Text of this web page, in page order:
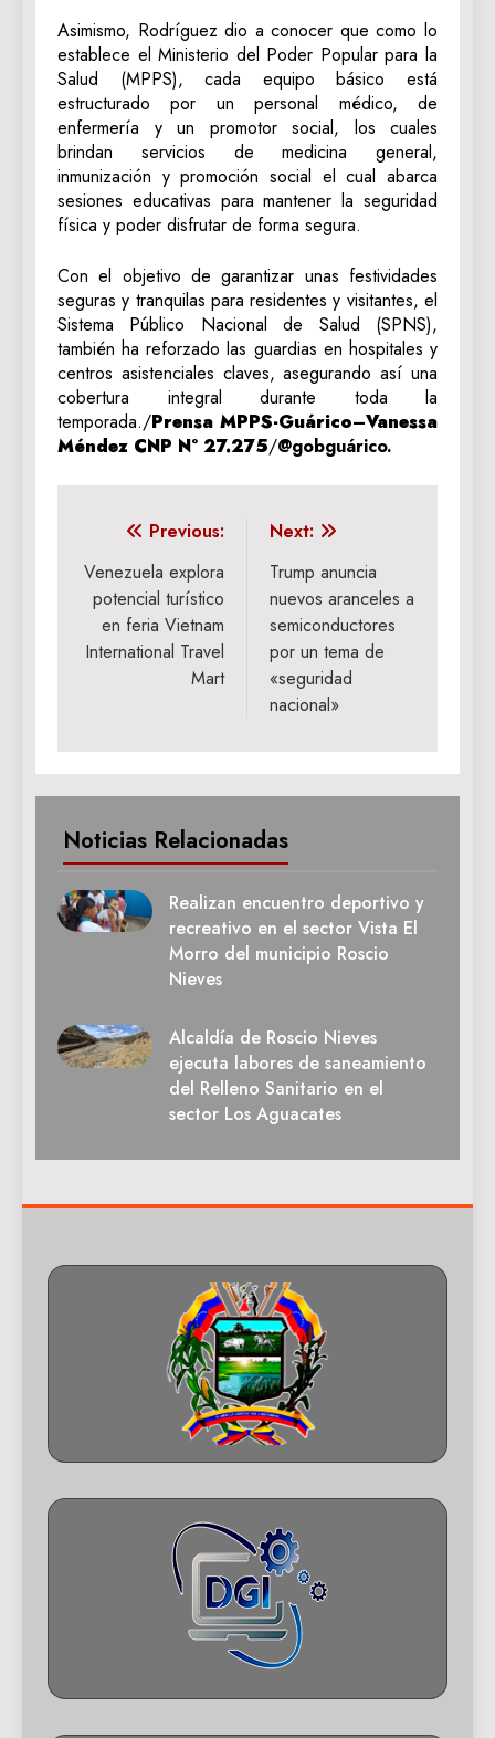
Asimismo, Rodríguez dio a conocer que como lo
establece el Ministerio del Poder Popular para la
Salud (MPPS), cada equipo básico está
estructurado por un personal médico, de
enfermería y un promotor social, los cuales
brindan servicios de medicina general,
inmunización y promoción social el cual abarca
sesiones educativas para mantener la seguridad
física y poder disfrutar de forma segura.
Con el objetivo de garantizar unas festividades
seguras y tranquilas para residentes y visitantes, el
Sistema Público Nacional de Salud (SPNS),
también ha reforzado las guardias en hospitales y
centros asistenciales claves, asegurando así una
cobertura integral durante toda la
temporada./Prensa MPPS-Guárico–Vanessa
Méndez CNP N° 27.275/@gobguárico.
Navegación
de
entradas
Previous:
Venezuela explora
potencial turístico
en feria Vietnam
International Travel
Mart
Next:
Trump anuncia
nuevos aranceles a
semiconductores
por un tema de
«seguridad
nacional»
Noticias Relacionadas
Realizan encuentro deportivo y
recreativo en el sector Vista El
Morro del municipio Roscio
Nieves
Alcaldía de Roscio Nieves
ejecuta labores de saneamiento
del Relleno Sanitario en el
sector Los Aguacates